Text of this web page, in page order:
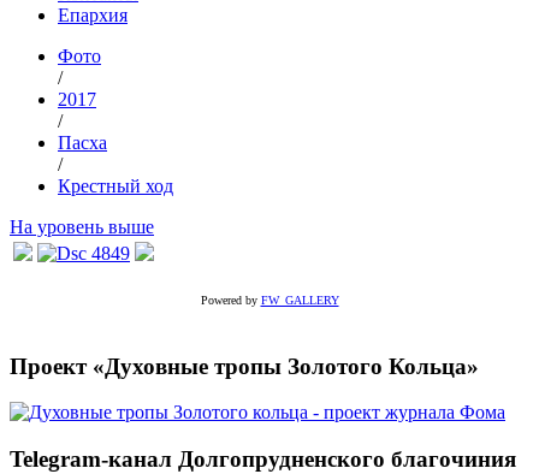
Епархия
Фото
/
2017
/
Пасха
/
Крестный ход
На уровень выше
Powered by FW_GALLERY
Проект «Духовные тропы Золотого Кольца»
Telegram-канал Долгопрудненского благочиния